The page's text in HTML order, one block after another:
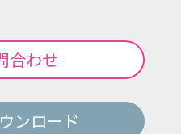
合わせ
ンロード